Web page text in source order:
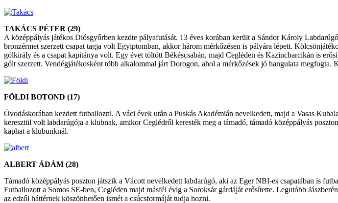
TAKÁCS PÉTER (29)
A középpályás játékos Diósgyőrben kezdte pályafutását. 13 éves korában került a Sándor Károly
bronzérmet szerzett csapat tagja volt Egyiptomban, akkor három mérkőzésen is pályára lépett.
gólkirály és a csapat kapitánya volt. Egy évet töltött Békéscsabán, majd Cegléden és Kazincbarcikán is
gólt szerzett. Vendégjátékosként több alkalommal járt Dorogon, ahol a mérkőzések jó hangulata
FÖLDI BOTOND (17)
Óvodáskorában kezdett futballozni. A váci évek után a Puskás Akadémián nevelkedett, majd a Vasas
keresztül volt labdarúgója a klubnak, amikor Ceglédről keresték meg a támadó, támadó középpályás
kaphat a klubunknál.
ALBERT ÁDÁM (28)
Támadó középpályás poszton játszik a Vácott nevelkedett labdarúgó, aki az Eger NBI-es csapatában is
Futballozott a Somos SE-ben, Cegléden majd másfél évig a Soroksár gárdáját erősítette. Legutóbb
az edzői háttérnek köszönhetően ismét a csúcsformáját tudja hozni.